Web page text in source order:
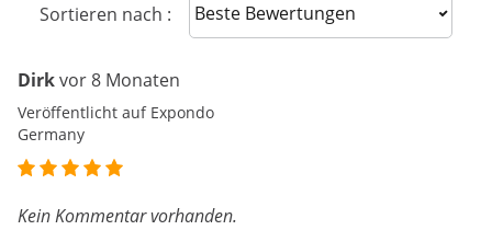
Sortieren nach : Sort reviews
Dirkvor 8 Monaten
Veröffentlicht auf Expondo
Germany
Kein Kommentar vorhanden.